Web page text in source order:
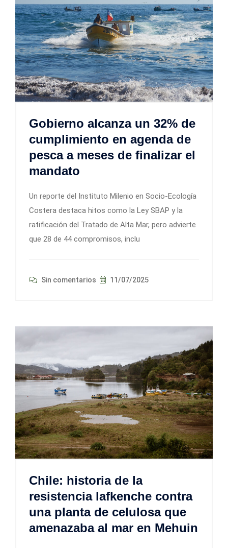
Gobierno alcanza un 32% de
cumplimiento en agenda de
pesca a meses de finalizar el
mandato
Un reporte del Instituto Milenio en Socio-Ecología
Costera destaca hitos como la Ley SBAP y la
ratificación del Tratado de Alta Mar, pero advierte
que 28 de 44 compromisos, inclu
Sin comentarios 11/07/2025
Chile: historia de la
resistencia lafkenche contra
una planta de celulosa que
amenazaba al mar en Mehuin